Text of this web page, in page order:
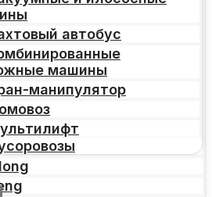
автобус
машины
манипулятор